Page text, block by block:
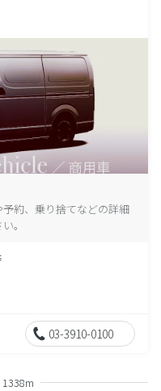
約、乗り捨てなどの詳細
。
03-3910-0100
1338m